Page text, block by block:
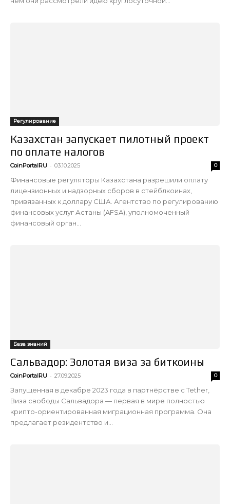
Регулирование
Казахстан запускает пилотный проект
по оплате налогов
CoinPortalRU - 03.10.2025 0
Финансовые регуляторы Казахстана разрешили оплату
лицензионных и надзорных сборов в стейблкоинах,
привязанных к доллару США. Агентство по регулированию
финансовых услуг Астаны (AFSA), уполномоченный
финансовый орган...
База знаний
Сальвадор: Золотая виза за биткоины
CoinPortalRU - 27.09.2025 0
Запущенная в декабре 2023 года в партнёрстве с Tether,
Виза свободы Сальвадора — первая в мире полностью
крипто-ориентированная миграционная программа. Она
предлагает резидентство и...